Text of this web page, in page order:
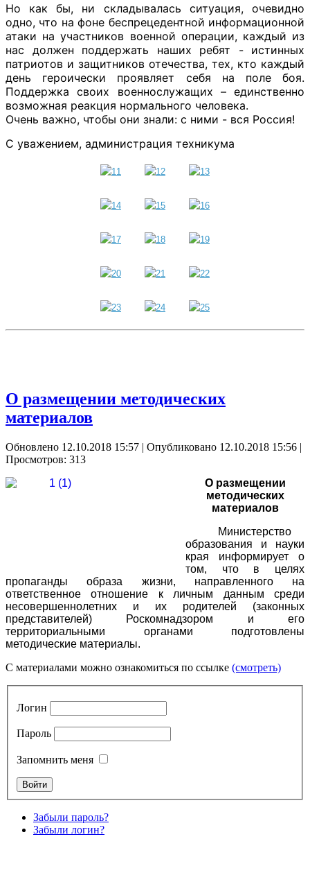
Но как бы, ни складывалась ситуация, очевидно
одно, что на фоне беспрецедентной информационной
атаки на участников военной операции, каждый из
нас должен поддержать наших ребят - истинных
патриотов и защитников отечества, тех, кто каждый
день героически проявляет себя на поле боя.
Поддержка своих военнослужащих – единственно
возможная реакция нормального человека.
Очень важно, чтобы они знали: с ними - вся Россия!
С уважением, администрация техникума
О размещении методических
материалов
Обновлено 12.10.2018 15:57 | Опубликовано 12.10.2018 15:56 |
Просмотров: 313
О размещении
методических
материалов
Министерство
образования и науки
края информирует о
том, что в целях
пропаганды образа жизни, направленного на
ответственное отношение к личным данным среди
несовершеннолетних и их родителей (законных
представителей) Роскомнадзором и его
территориальными органами подготовлены
методические материалы.
С материалами можно ознакомиться по ссылке (смотреть)
Логин
Пароль
Запомнить меня
Забыли пароль?
Забыли логин?